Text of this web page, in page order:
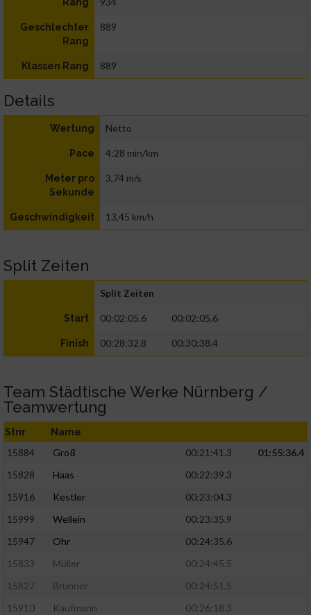
Geschlechter
Rang
889
Klassen Rang 889
Details
Wertung Netto
Pace 4:28 min/km
Meter pro
Sekunde
3,74 m/s
Geschwindigkeit 13,45 km/h
Split Zeiten
Split Zeiten
Start 00:02:05.6 00:02:05.6
Finish 00:28:32.8 00:30:38.4
Team Städtische Werke Nürnberg /
Teamwertung
Stnr Name
15884 Groß 00:21:41.3
01:55:36.4
15828
Haas
00:22:39.3
15916
Kestler
00:23:04.3
15999
Wellein
00:23:35.9
15947
Ohr
00:24:35.6
15833
Müller
00:24:45.5
15827
Brunner
00:24:51.5
15910
Kaufmann
00:26:18.3